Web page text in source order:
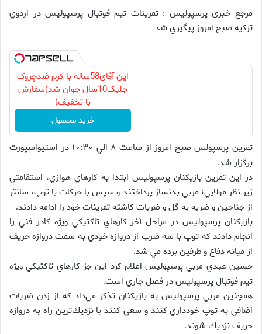
مرجع خبری پرسپولیس : تمرينات تيم فوتبال پرسپوليس در اردوي
تركيه صبح امروز پيگيري شد
این آقای58ساله با کرم ضدچروک
جلبک10سال جوان شد(سفارش
با تخفیف)
خرید محصول
تمرين پرسپولس صبح امروز از ساعت ۸ الي ۱۰:۳۰ در استيواسپورت
برگزار شد.
در اين تمرين بازيكنان پرسپوليس ابتدا به كارهاي هوازي، استقامتي
زير نظر مولايي؛ مربي بدنساز پرداختند و سپس با حركات با توپ، سانتر
از جناحين و ضربه به گل و ضربات كاشته تمرينات خود را ادامه دادند.
بازيكنان پرسپوليس در مراحل آخر كارهاي تاكتيكي ويژه‌ كادر فني را
انجام دادند كه توپ با سه ضرب از دروازه خودي به سمت دروازه حريف
از ميانه دفاع و طرفين برده مي شد.
حسين عبدي مربي پرسپوليس اعلام كرد اين جز كارهاي تاكتيكي ويژه
تيم فوتبال پرسپوليس در فصل جاري است.
همچنين مربي پرسپوليس به بازيكنان تذكر مي‌داد كه از زدن ضربات
اضافي به توپ خودداري كنند و سعي كنند با نزديك‌ترين راه به دروازه
حريف نزديك شوند.